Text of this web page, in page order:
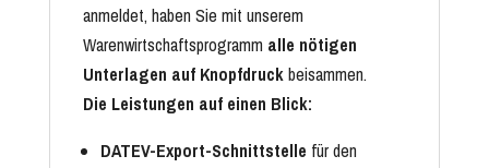
anmeldet, haben Sie mit unserem
Warenwirtschaftsprogramm alle nötigen
Unterlagen auf Knopfdruckbeisammen.
Die Leistungen auf einen Blick:
DATEV-Export-Schnittstelle für den